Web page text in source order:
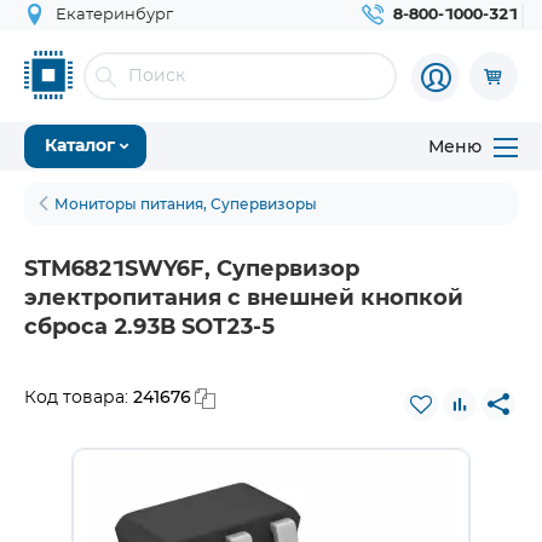
Екатеринбург 8-800-1000-321
Каталог Меню
Мониторы питания, Супервизоры
STM6821SWY6F, Супервизор
электропитания с внешней кнопкой
сброса 2.93В SOT23-5
Код товара: 241676